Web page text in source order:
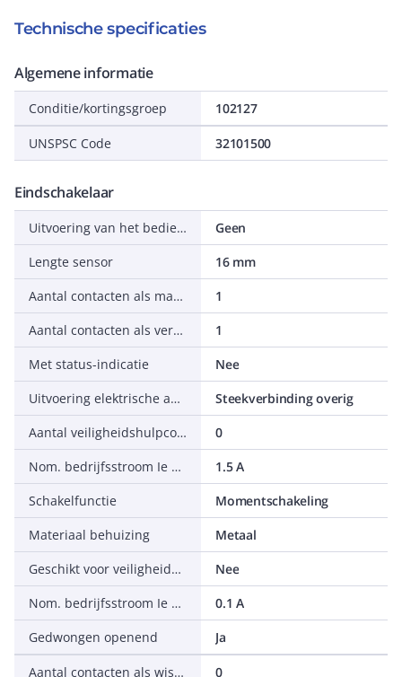
Technische specificaties
Algemene informatie
Conditie/kortingsgroep 102127
UNSPSC Code 32101500
Eindschakelaar
Uitvoering van het bedieningselement
Geen
Lengte sensor
16 mm
Aantal contacten als maakcontact
1
Aantal contacten als verbreekcontact
1
Met status-indicatie
Nee
Uitvoering elektrische aansluiting
Steekverbinding overig
Aantal veiligheidshulpcontacten
0
Nom. bedrijfsstroom Ie bij AC-15, 230 V
1.5 A
Schakelfunctie
Momentschakeling
Materiaal behuizing
Metaal
Geschikt voor veiligheidsfunctie
Nee
Nom. bedrijfsstroom Ie bij DC-13, 230 V
0.1 A
Gedwongen openend
Ja
Aantal contacten als wisselcontact
0